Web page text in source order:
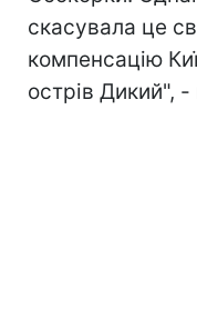
скасувала це
компенсацію
острів Дикий",